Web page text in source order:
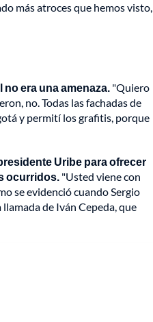
más atroces que hemos visto,
era una amenaza. "Quiero
no. Todas las fachadas de
y permití los grafitis, porque
Uribe para ofrecer
ocurridos. "Usted viene con
se evidenció cuando Sergio
de Iván Cepeda, que